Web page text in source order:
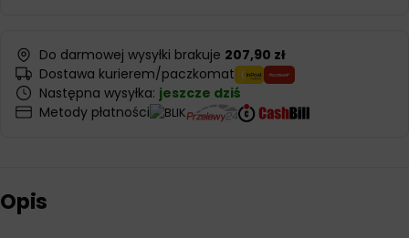
Do darmowej wysyłki brakuje 207,90 zł
Dostawa kurierem/paczkomat
Następna wysyłka: jeszcze dziś
Metody płatności
Opis